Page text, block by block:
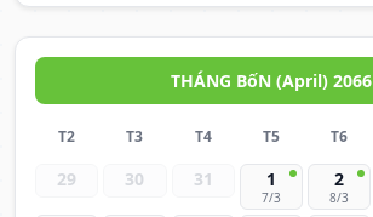
THÁNG BốN (April) 2066
T2 T3 T4 T5 T6
29 30 31 1
7/3
2
8/3